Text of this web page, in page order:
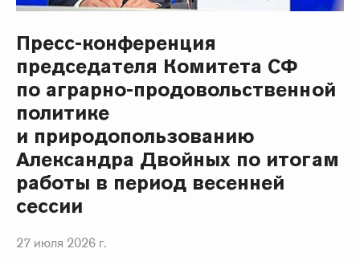
Пресс-конференция
председателя Комитета СФ
по аграрно-продовольственной
политике
и природопользованию
Александра Двойных по итогам
работы в период весенней
сессии
27 июля 2026 г.